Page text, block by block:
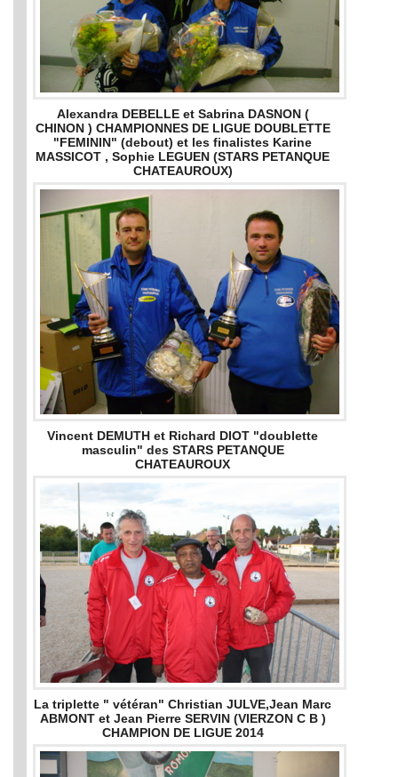
Alexandra DEBELLE et Sabrina DASNON (
CHINON ) CHAMPIONNES DE LIGUE DOUBLETTE
"FEMININ" (debout) et les finalistes Karine
MASSICOT , Sophie LEGUEN (STARS PETANQUE
CHATEAUROUX)
Vincent DEMUTH et Richard DIOT "doublette
masculin" des STARS PETANQUE
CHATEAUROUX
La triplette " vétéran" Christian JULVE,Jean Marc
ABMONT et Jean Pierre SERVIN (VIERZON C B )
CHAMPION DE LIGUE 2014